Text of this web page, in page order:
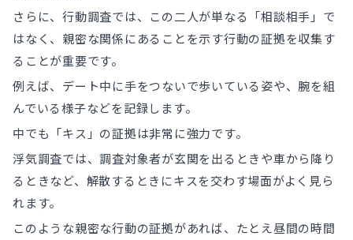
さらに、行動調査では、この二人が単なる「相談相手」で
はなく、親密な関係にあることを示す行動の証拠を収集す
ることが重要です。
例えば、デート中に手をつないで歩いている姿や、腕を組
んでいる様子などを記録します。
中でも「キス」の証拠は非常に強力です。
浮気調査では、調査対象者が玄関を出るときや車から降り
るときなど、解散するときにキスを交わす場面がよく見ら
れます。
このような親密な行動の証拠があれば、たとえ昼間の時間